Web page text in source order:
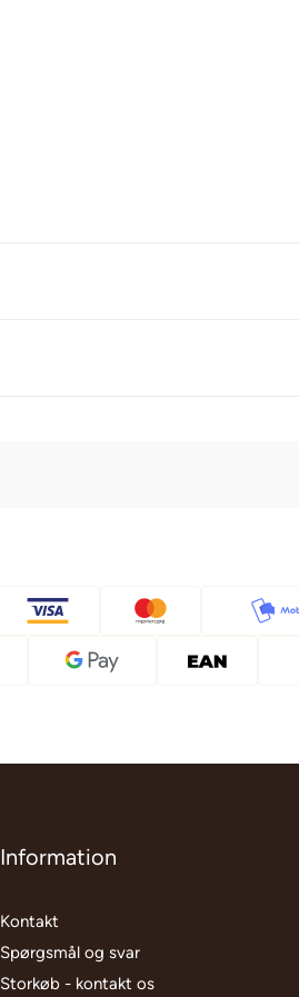
Information
Kontakt
Spørgsmål og svar
Storkøb - kontakt os